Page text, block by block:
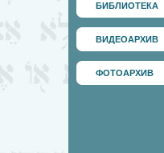
БИБЛИОТЕКА
ВИДЕОАРХИВ
ФОТОАРХИВ